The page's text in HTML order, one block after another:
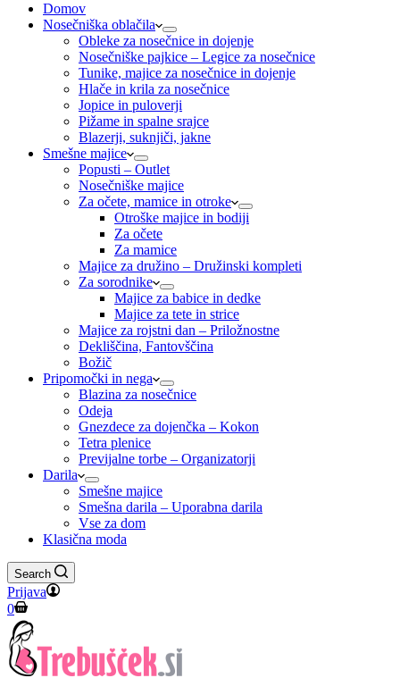
Domov
Nosečniška oblačila
Obleke za nosečnice in dojenje
Nosečniške pajkice – Legice za nosečnice
Tunike, majice za nosečnice in dojenje
Hlače in krila za nosečnice
Jopice in puloverji
Pižame in spalne srajce
Blazerji, suknjiči, jakne
Smešne majice
Popusti – Outlet
Nosečniške majice
Za očete, mamice in otroke
Otroške majice in bodiji
Za očete
Za mamice
Majice za družino – Družinski kompleti
Za sorodnike
Majice za babice in dedke
Majice za tete in strice
Majice za rojstni dan – Priložnostne
Dekliščina, Fantovščina
Božič
Pripomočki in nega
Blazina za nosečnice
Odeja
Gnezdece za dojenčka – Kokon
Tetra plenice
Previjalne torbe – Organizatorji
Darila
Smešne majice
Smešna darila – Uporabna darila
Vse za dom
Klasična moda
Search
Prijava
Shopping
cart
0